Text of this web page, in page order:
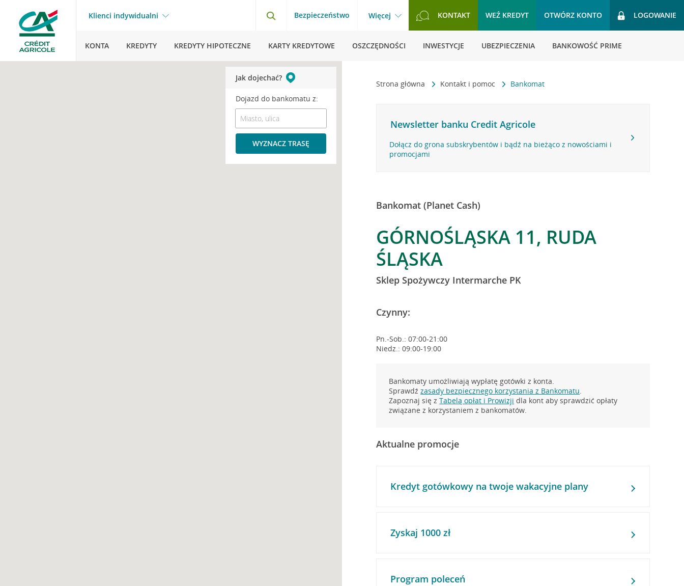
Klienci indywidualni Bezpieczeństwo Więcej KONTAKT WEŹ KREDYT OTWÓRZ KONTO LOGOWANIE
KONTA KREDYTY KREDYTY HIPOTECZNE KARTY KREDYTOWE OSZCZĘDNOŚCI INWESTYCJE UBEZPIECZENIA BANKOWOŚĆ PRIME
Strona główna Kontakt i pomoc Bankomat
Newsletter banku Credit Agricole
Dołącz do grona subskrybentów i bądź na bieżąco z nowościami i
promocjami
Bankomat (Planet Cash)
GÓRNOŚLĄSKA 11, RUDA
ŚLĄSKA
Sklep Spożywczy Intermarche PK
Czynny:
Pn.-Sob.: 07:00-21:00
Niedz.: 09:00-19:00
Bankomaty umożliwiają wypłatę gotówki z konta.
Sprawdźzasady bezpiecznego korzystania z Bankomatu.
Zapoznaj się zTabelą opłat i Prowizji dla kont aby sprawdzić opłaty
związane z korzystaniem z bankomatów.
Aktualne promocje
Kredyt gotówkowy na twoje wakacyjne plany
Zyskaj 1000 zł
Program poleceń
Jak dojechać?
Dojazd do bankomatu z:
WYZNACZ TRASĘ